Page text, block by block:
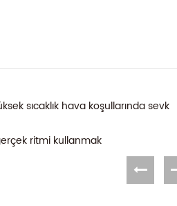
sıcaklık hava koşullarında sevk
ritmi kullanmak